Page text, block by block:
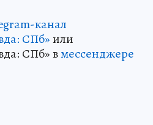
канал
СПб»или
СПб» вмессенджере